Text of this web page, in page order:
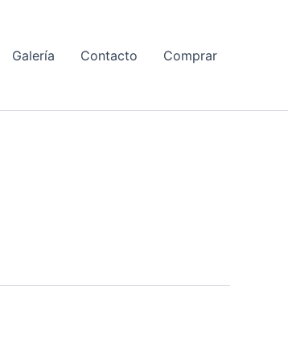
Galería Contacto Comprar